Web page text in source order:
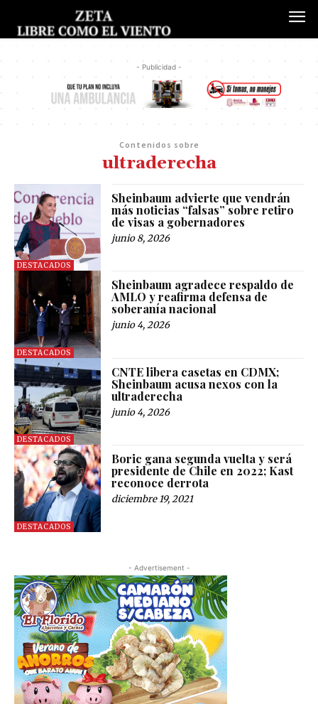
- Publicidad -
Contenidos sobre
ultraderecha
DESTACADOS
Sheinbaum advierte que vendrán
más noticias “falsas” sobre retiro
de visas a gobernadores
junio 8, 2026
DESTACADOS
Sheinbaum agradece respaldo de
AMLO y reafirma defensa de
soberanía nacional
junio 4, 2026
DESTACADOS
CNTE libera casetas en CDMX;
Sheinbaum acusa nexos con la
ultraderecha
junio 4, 2026
DESTACADOS
Boric gana segunda vuelta y será
presidente de Chile en 2022; Kast
reconoce derrota
diciembre 19, 2021
- Advertisement -